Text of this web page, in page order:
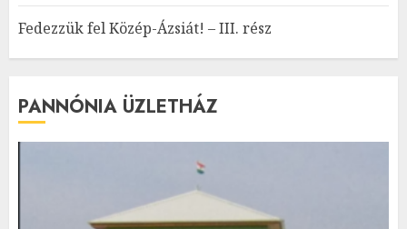
Fedezzük fel Közép-Ázsiát! – III. rész
PANNÓNIA ÜZLETHÁZ